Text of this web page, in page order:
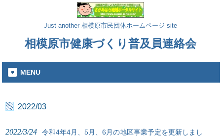
Just another 相模原市民団体ホームページ site
相模原市健康づくり普及員連絡会
MENU
2022/03
2022/3/24
令和4年4月、5月、6月の地区事業予定を更新しまし